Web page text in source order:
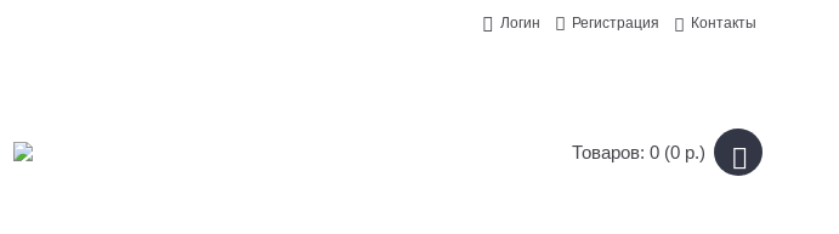
Логин Регистрация Контакты
Товаров: 0 (0 р.)